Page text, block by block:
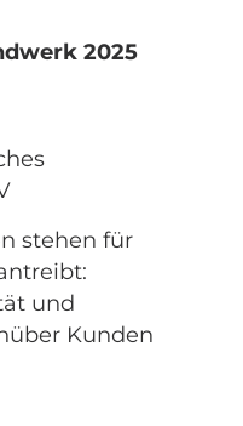
2025
stehen für
und
Kunden